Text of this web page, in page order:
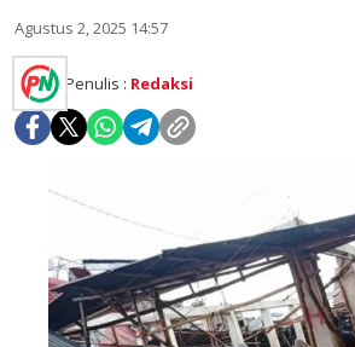
Agustus 2, 2025 14:57
Penulis : Redaksi